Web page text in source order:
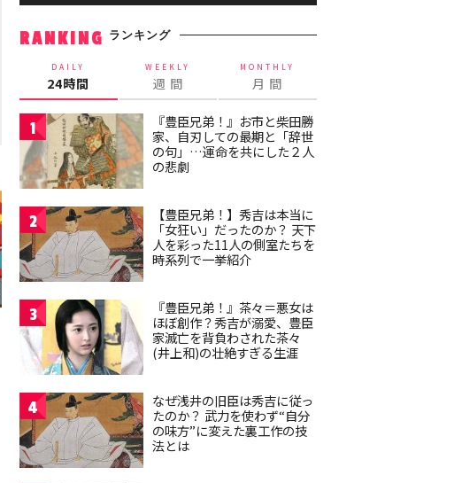
RANKING ランキング
DAILY
24時間
WEEKLY
週 間
MONTHLY
月 間
1
『豊臣兄弟！』お市と柴田勝
家、自刃しての最期と「辞世
の句」…運命を共にした２人
の悲劇
2
【豊臣兄弟！】秀吉は本当に
「女狂い」だったのか？ 天下
人を彩った11人の側室たちを
時系列で一挙紹介
3
『豊臣兄弟！』茶々＝悪女は
ほぼ創作？秀吉が溺愛、豊臣
家滅亡を背負わされた茶々
(井上和)の壮絶すぎる生涯
4
なぜ浅井の旧臣は秀吉に従っ
たのか？ 武力を使わず“自分
の味方”に変えた裏工作の技
法とは